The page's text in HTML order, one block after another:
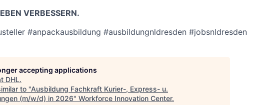
VERBESSERN.
#anpackausbildung #ausbildungnldresden #jobsnldresden
accepting applications
DHL.
to "Ausbildung Fachkraft Kurier-, Express- u.
(m/w/d) in 2026" Workforce Innovation Center.